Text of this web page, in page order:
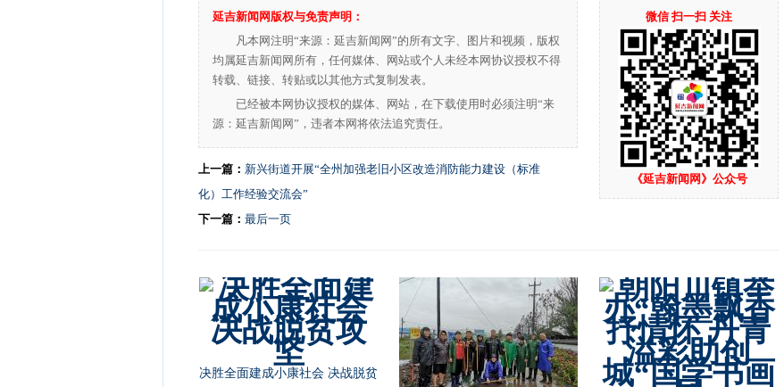
微信 扫一扫 关注
《延吉新闻网》公众号
延吉新闻网版权与免责声明：
凡本网注明“来源：延吉新闻网”的所有文字、图片和视频，版权
均属延吉新闻网所有，任何媒体、网站或个人未经本网协议授权不得
转载、链接、转贴或以其他方式复制发表。
已经被本网协议授权的媒体、网站，在下载使用时必须注明“来
源：延吉新闻网”，违者本网将依法追究责任。
上一篇： 新兴街道开展“全州加强老旧小区改造消防能力建设（标准
化）工作经验交流会”
下一篇： 最后一页
决胜全面建成小康社会 决战脱贫